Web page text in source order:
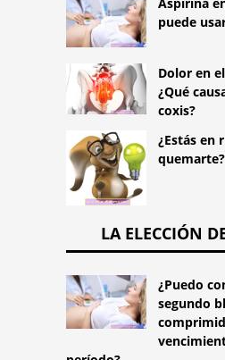
Aspirina
puede
Dolor en
¿Qué
coxis?
¿Estás en
quemarte?
LA ELECCIÓN
¿Puedo
segundo